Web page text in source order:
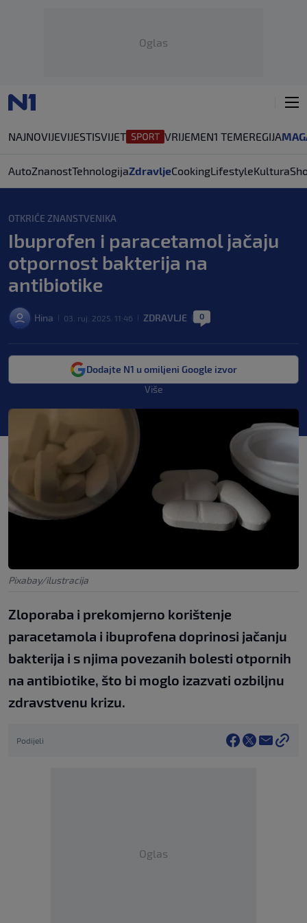
Oglas
NAJNOVIJEVIJESTISVIJET VRIJEMEN1 TEMEREGIJA
AutoZnanostTehnologijaZdravljeCookingLifestyleKultura
OTKRIĆE ZNANSTVENIKA
Ibuprofen i paracetamol jačaju
otpornost bakterija na
antibiotike
Hina 03. ruj. 2025. 11:46 ZDRAVLJE 0
Dodajte N1 u omiljeni Google izvor
Više
Pixabay/ilustracija
Zloporaba i prekomjerno korištenje
paracetamola i ibuprofena doprinosi jačanju
bakterija i s njima povezanih bolesti otpornih
na antibiotike, što bi moglo izazvati ozbiljnu
zdravstvenu krizu.
Podijeli
Oglas